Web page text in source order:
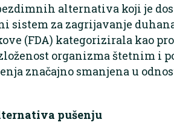
alternativa koji je
sistem za zagrijavanje
(FDA) kategorizirala kao
organizma štetnim i
značajno smanjena u
pušenju